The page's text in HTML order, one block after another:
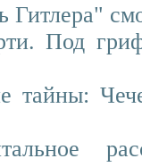
Фильм